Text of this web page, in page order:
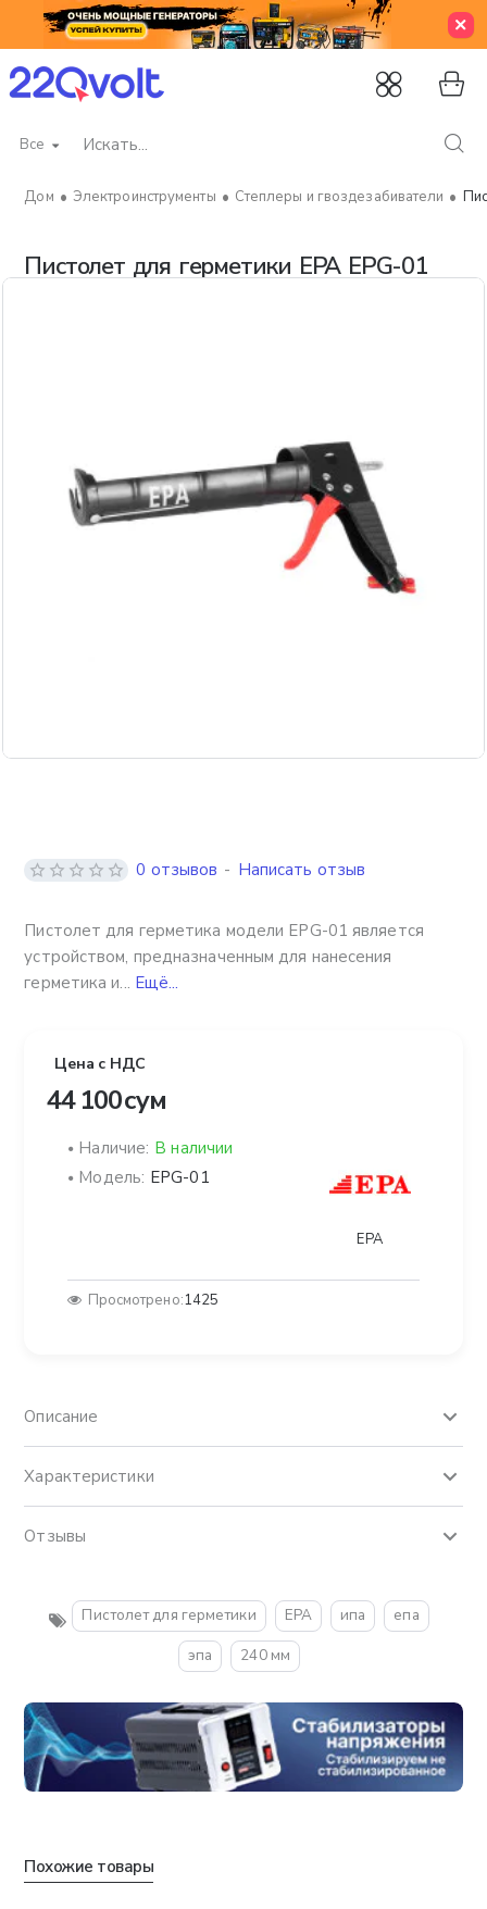
Все
Искать...
Пистолет для герметики EPA EPG-01
Электроинструменты Степлеры и гвоздезабиватели
Пистолет для герметика модели EPG-01 является
устройством, предназначенным для нанесения
герметика и... Ещё...
0 отзывов - Написать отзыв
Цена с НДС
44 100 сум
Наличие: В наличии
Модель: EPG-01
EPA
Просмотрено:1425
Описание
Характеристики
Отзывы
Пистолет для герметики EPA ипа
епа
эпа
240 мм
Похожие товары